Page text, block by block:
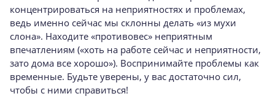
концентрироваться на неприятностях и проблемах,
ведь именно сейчас мы склонны делать «из мухи
слона». Находите «противовес» неприятным
впечатлениям («хоть на работе сейчас и неприятности,
зато дома все хорошо»). Воспринимайте проблемы как
временные. Будьте уверены, у вас достаточно сил,
чтобы с ними справиться!